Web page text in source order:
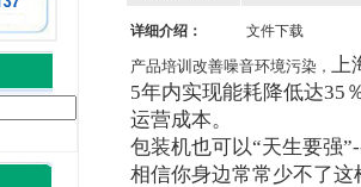
详细介绍： 文件下载
产品培训改善噪音环境污染 ， 上
5年内实现能耗降低达35
运营成本。
包装机也可以“天生要强
相信你身边常常少不了